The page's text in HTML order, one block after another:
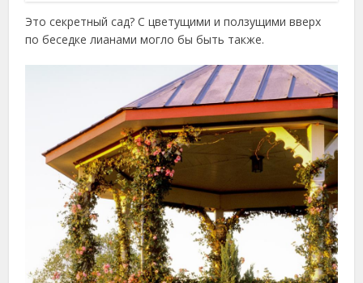
Это секретный сад? С цветущими и ползущими вверх
по беседке лианами могло бы быть также.